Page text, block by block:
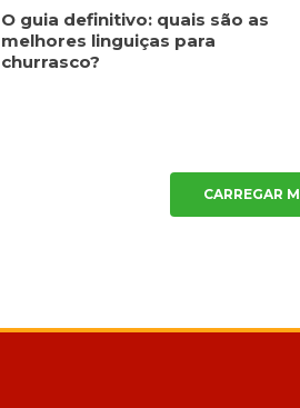
O guia definitivo: quais são as
melhores linguiças para
churrasco?
CARREGAR